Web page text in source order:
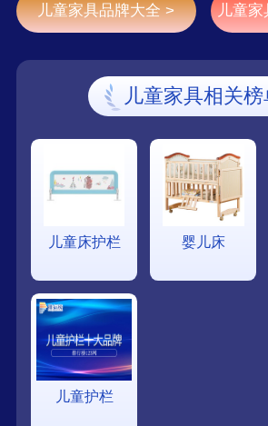
儿童家具品牌大全 > 儿童家
儿童家具相关榜
儿童床护栏 婴儿床
儿童护栏